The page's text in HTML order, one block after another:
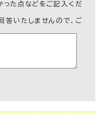
った点などをご記入くだ
答いたしませんので、ご